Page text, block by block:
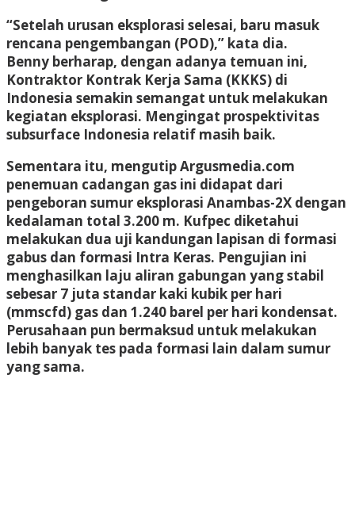
“Setelah urusan eksplorasi selesai, baru masuk
rencana pengembangan (POD),” kata dia.
Benny berharap, dengan adanya temuan ini,
Kontraktor Kontrak Kerja Sama (KKKS) di
Indonesia semakin semangat untuk melakukan
kegiatan eksplorasi. Mengingat prospektivitas
subsurface Indonesia relatif masih baik.
Sementara itu, mengutip Argusmedia.com
penemuan cadangan gas ini didapat dari
pengeboran sumur eksplorasi Anambas-2X dengan
kedalaman total 3.200 m. Kufpec diketahui
melakukan dua uji kandungan lapisan di formasi
gabus dan formasi Intra Keras. Pengujian ini
menghasilkan laju aliran gabungan yang stabil
sebesar 7 juta standar kaki kubik per hari
(mmscfd) gas dan 1.240 barel per hari kondensat.
Perusahaan pun bermaksud untuk melakukan
lebih banyak tes pada formasi lain dalam sumur
yang sama.